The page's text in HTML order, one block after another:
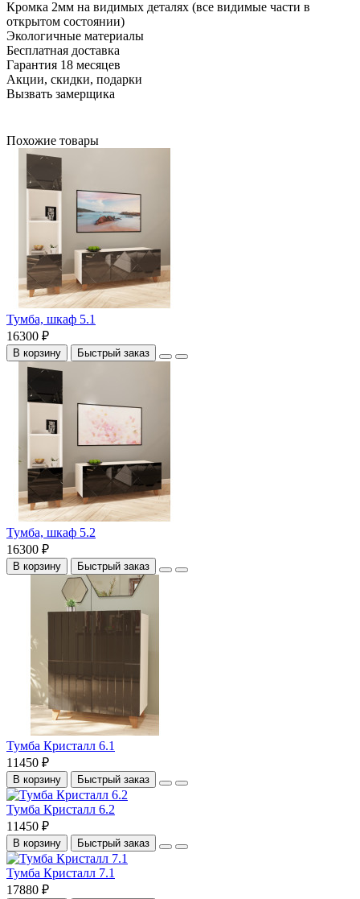
Кромка 2мм на видимых деталях (все видимые части в
открытом состоянии)
Экологичные материалы
Бесплатная доставка
Гарантия 18 месяцев
Акции, скидки, подарки
Вызвать замерщика
Похожие товары
Тумба, шкаф 5.1
16300 ₽
В корзину Быстрый заказ
Тумба, шкаф 5.2
16300 ₽
В корзину Быстрый заказ
Тумба Кристалл 6.1
11450 ₽
В корзину Быстрый заказ
Тумба Кристалл 6.2
11450 ₽
В корзину Быстрый заказ
Тумба Кристалл 7.1
17880 ₽